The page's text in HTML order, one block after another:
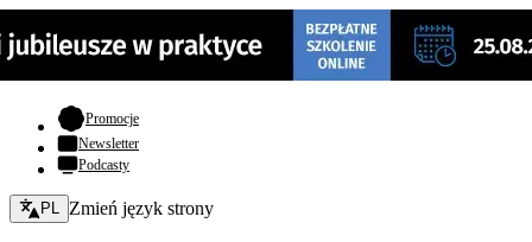
Promocje- otwiera się w nowej karcie
Newsletter
Podcasty
Zmień język - bieżący:
PL Zmień język strony